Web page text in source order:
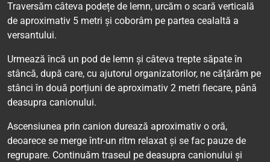
Traversăm câteva podețe de lemn, urcăm o scară verticală
de aproximativ 5 metri și coborâm pe partea cealaltă a
versantului.
Urmează încă un pod de lemn și câteva trepte săpate în
stâncă, după care, cu ajutorul organizatorilor, ne cățărăm pe
stânci în două porțiuni de aproximativ 2 metri fiecare, până
deasupra canionului.
Ascensiunea prin canion durează aproximativ o oră,
deoarece se merge într-un ritm relaxat și se fac pauze de
regrupare. Continuăm traseul pe deasupra canionului și